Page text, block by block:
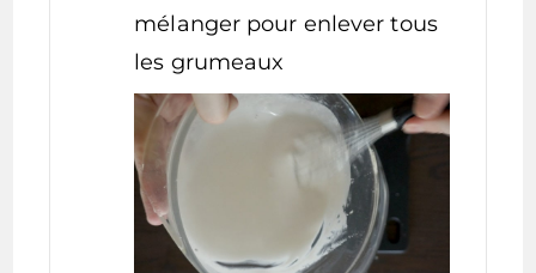
mélanger pour enlever tous
les grumeaux